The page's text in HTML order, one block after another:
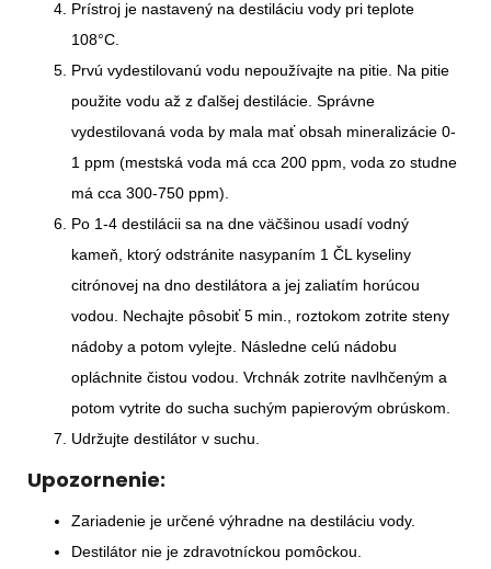
Prístroj je nastavený na destiláciu vody pri teplote
108°C.
Prvú vydestilovanú vodu nepoužívajte na pitie. Na pitie
použite vodu až z ďalšej destilácie. Správne
vydestilovaná voda by mala mať obsah mineralizácie 0-
1 ppm (mestská voda má cca 200 ppm, voda zo studne
má cca 300-750 ppm).
Po 1-4 destilácii sa na dne väčšinou usadí vodný
kameň, ktorý odstránite nasypaním 1 ČL kyseliny
citrónovej na dno destilátora a jej zaliatím horúcou
vodou. Nechajte pôsobiť 5 min., roztokom zotrite steny
nádoby a potom vylejte. Následne celú nádobu
opláchnite čistou vodou. Vrchnák zotrite navlhčeným a
potom vytrite do sucha suchým papierovým obrúskom.
Udržujte destilátor v suchu.
Upozornenie:
Zariadenie je určené výhradne na destiláciu vody.
Destilátor nie je zdravotníckou pomôckou.